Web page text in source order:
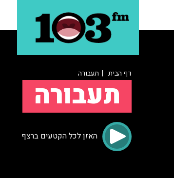
דף הבית | תעבורה
תעבורה
האזן לכל הקטעים ברצף